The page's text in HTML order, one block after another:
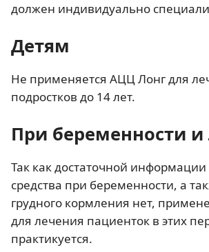
должен индивидуально
Детям
Не применяется АЦЦ Лонг для
подростков до 14 лет.
При беременности и
Так как достаточной
средства при беременности, а
грудного кормления нет,
для лечения пациенток в этих
практикуется.